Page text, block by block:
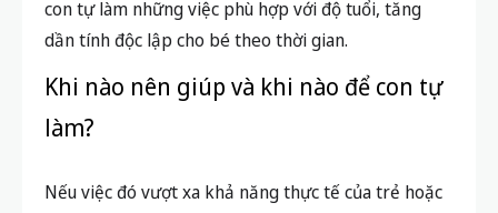
con tự làm những việc phù hợp với độ tuổi, tăng
dần tính độc lập cho bé theo thời gian.
Khi nào nên giúp và khi nào để con tự
làm?
Nếu việc đó vượt xa khả năng thực tế của trẻ hoặc